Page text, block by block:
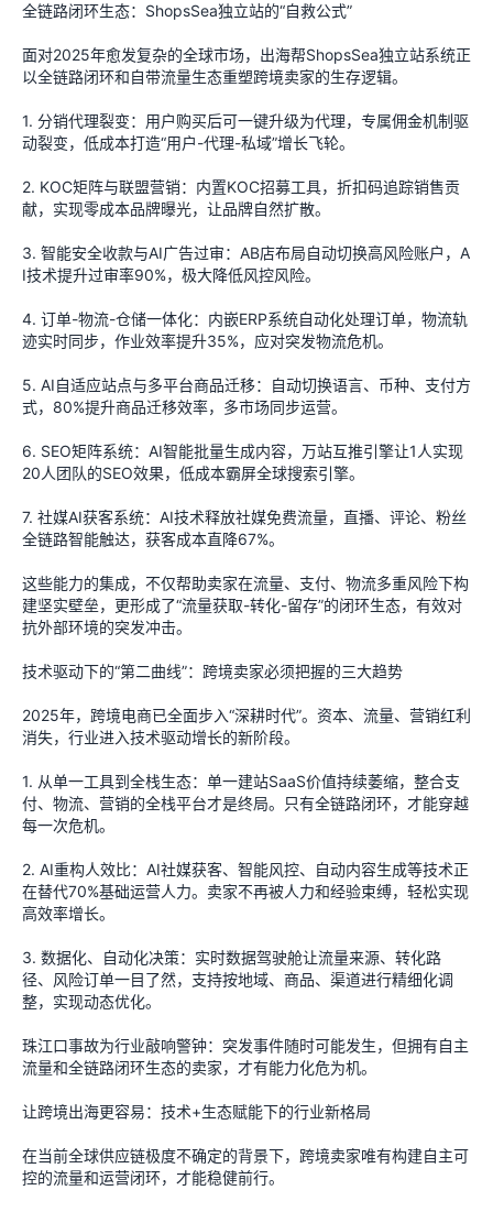
全链路闭环生态：ShopsSea独立站的“自救公式”
面对2025年愈发复杂的全球市场，出海帮ShopsSea独立站系统正
以全链路闭环和自带流量生态重塑跨境卖家的生存逻辑。
1. 分销代理裂变：用户购买后可一键升级为代理，专属佣金机制驱
动裂变，低成本打造“用户-代理-私域”增长飞轮。
2. KOC矩阵与联盟营销：内置KOC招募工具，折扣码追踪销售贡
献，实现零成本品牌曝光，让品牌自然扩散。
3. 智能安全收款与AI广告过审：AB店布局自动切换高风险账户，A
I技术提升过审率90%，极大降低风控风险。
4. 订单-物流-仓储一体化：内嵌ERP系统自动化处理订单，物流轨
迹实时同步，作业效率提升35%，应对突发物流危机。
5. AI自适应站点与多平台商品迁移：自动切换语言、币种、支付方
式，80%提升商品迁移效率，多市场同步运营。
6. SEO矩阵系统：AI智能批量生成内容，万站互推引擎让1人实现
20人团队的SEO效果，低成本霸屏全球搜索引擎。
7. 社媒AI获客系统：AI技术释放社媒免费流量，直播、评论、粉丝
全链路智能触达，获客成本直降67%。
这些能力的集成，不仅帮助卖家在流量、支付、物流多重风险下构
建坚实壁垒，更形成了“流量获取-转化-留存”的闭环生态，有效对
抗外部环境的突发冲击。
技术驱动下的“第二曲线”：跨境卖家必须把握的三大趋势
2025年，跨境电商已全面步入“深耕时代”。资本、流量、营销红利
消失，行业进入技术驱动增长的新阶段。
1. 从单一工具到全栈生态：单一建站SaaS价值持续萎缩，整合支
付、物流、营销的全栈平台才是终局。只有全链路闭环，才能穿越
每一次危机。
2. AI重构人效比：AI社媒获客、智能风控、自动内容生成等技术正
在替代70%基础运营人力。卖家不再被人力和经验束缚，轻松实现
高效率增长。
3. 数据化、自动化决策：实时数据驾驶舱让流量来源、转化路
径、风险订单一目了然，支持按地域、商品、渠道进行精细化调
整，实现动态优化。
珠江口事故为行业敲响警钟：突发事件随时可能发生，但拥有自主
流量和全链路闭环生态的卖家，才有能力化危为机。
让跨境出海更容易：技术+生态赋能下的行业新格局
在当前全球供应链极度不确定的背景下，跨境卖家唯有构建自主可
控的流量和运营闭环，才能稳健前行。